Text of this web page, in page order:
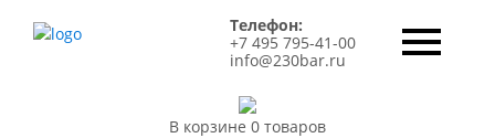
Телефон:
+7 495 795-41-00
info@230bar.ru
В корзине 0 товаров